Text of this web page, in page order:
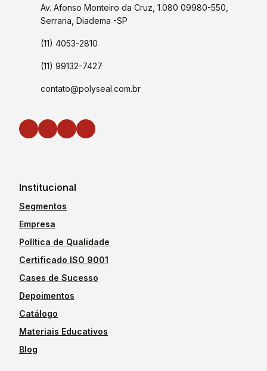
Av. Afonso Monteiro da Cruz, 1.080 09980-550,
Serraria, Diadema -SP
(11) 4053-2810
(11) 99132-7427
contato@polyseal.com.br
Institucional
Segmentos
Empresa
Política de Qualidade
Certificado ISO 9001
Cases de Sucesso
Depoimentos
Catálogo
Materiais Educativos
Blog